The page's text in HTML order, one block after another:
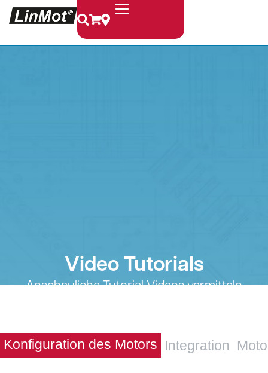
Video Tutorials
Anschauliche Tutorial Videos vermitteln
Arbeitsschritte und unterstützen eine
effiziente, sichere Anwendung.
Konfiguration des Motors Integration